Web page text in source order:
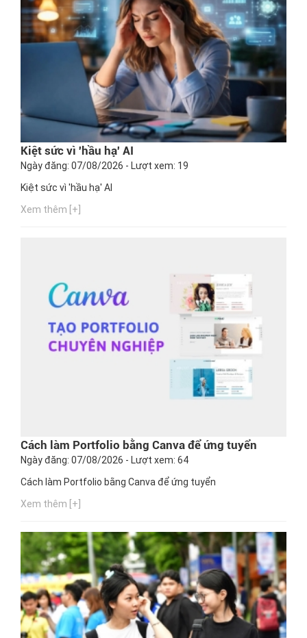
Kiệt sức vì 'hầu hạ' AI
Ngày đăng: 07/08/2026 - Lượt xem: 19
Kiệt sức vì 'hầu hạ' AI
Xem thêm [+]
Cách làm Portfolio bằng Canva để ứng tuyển
Ngày đăng: 07/08/2026 - Lượt xem: 64
Cách làm Portfolio bằng Canva để ứng tuyển
Xem thêm [+]